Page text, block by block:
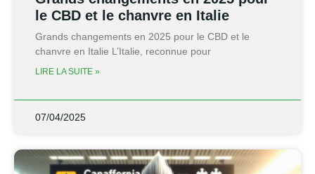
le CBD et le chanvre en Italie
Grands changements en 2025 pour le CBD et le
chanvre en Italie L’Italie, reconnue pour
LIRE LA SUITE »
07/04/2025